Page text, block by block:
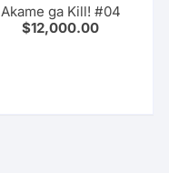
Akame ga Kill! #04
$12,000.00